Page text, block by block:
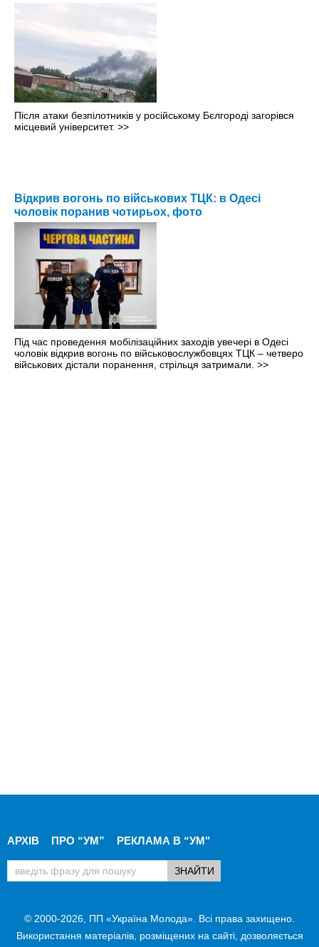
Після атаки безпілотників у російському Бєлгороді загорівся
місцевий університет. >>
Відкрив вогонь по військових ТЦК: в Одесі
чоловік поранив чотирьох, фото
Під час проведення мобілізаційних заходів увечері в Одесі
чоловік відкрив вогонь по військовослужбовцях ТЦК – четверо
військових дістали поранення, стрільця затримали. >>
АРХІВ ПРО “УМ” РЕКЛАМА В “УМ"
© 2000-2026, ПП «Україна Молода». Всі права захищено.
Використання матеріалів, розміщених на сайті, дозволяється